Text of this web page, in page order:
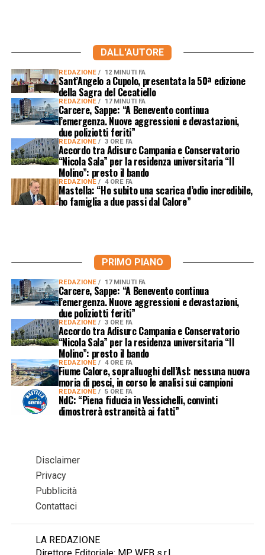
DALL'AUTORE
REDAZIONE 12 MINUTI FA
Sant’Angelo a Cupolo, presentata la 50ª edizione
della Sagra del Cecatiello
REDAZIONE 17 MINUTI FA
Carcere, Sappe: “A Benevento continua
l’emergenza. Nuove aggressioni e devastazioni,
due poliziotti feriti”
REDAZIONE 3 ORE FA
Accordo tra Adisurc Campania e Conservatorio
“Nicola Sala” per la residenza universitaria “Il
Molino”: presto il bando
REDAZIONE 4 ORE FA
Mastella: “Ho subito una scarica d’odio incredibile,
ho famiglia a due passi dal Calore”
PRIMO PIANO
REDAZIONE 17 MINUTI FA
Carcere, Sappe: “A Benevento continua
l’emergenza. Nuove aggressioni e devastazioni,
due poliziotti feriti”
REDAZIONE 3 ORE FA
Accordo tra Adisurc Campania e Conservatorio
“Nicola Sala” per la residenza universitaria “Il
Molino”: presto il bando
REDAZIONE 4 ORE FA
Fiume Calore, sopralluoghi dell’Asl: nessuna nuova
moria di pesci, in corso le analisi sui campioni
REDAZIONE 5 ORE FA
NdC: “Piena fiducia in Vessichelli, convinti
dimostrerà estraneità ai fatti”
Disclaimer
Privacy
Pubblicità
Contattaci
LA REDAZIONE